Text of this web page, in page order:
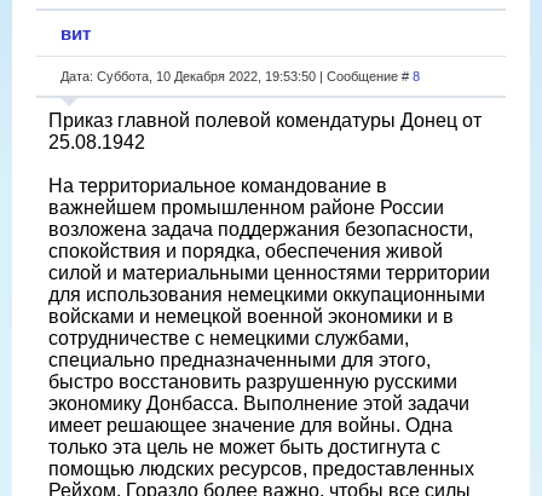
вит
Дата: Суббота, 10 Декабря 2022, 19:53:50 | Сообщение # 8
Приказ главной полевой комендатуры Донец от
25.08.1942
На территориальное командование в
важнейшем промышленном районе России
возложена задача поддержания безопасности,
спокойствия и порядка, обеспечения живой
силой и материальными ценностями территории
для использования немецкими оккупационными
войсками и немецкой военной экономики и в
сотрудничестве с немецкими службами,
специально предназначенными для этого,
быстро восстановить разрушенную русскими
экономику Донбасса. Выполнение этой задачи
имеет решающее значение для войны. Одна
только эта цель не может быть достигнута с
помощью людских ресурсов, предоставленных
Рейхом. Гораздо более важно, чтобы все силы